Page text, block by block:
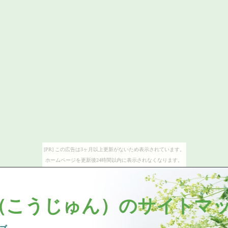
[PR] この広告は3ヶ月以上更新がないため表示されています。
ホームページを更新後24時間以内に表示されなくなります。
こうじゅん）のサイトマ